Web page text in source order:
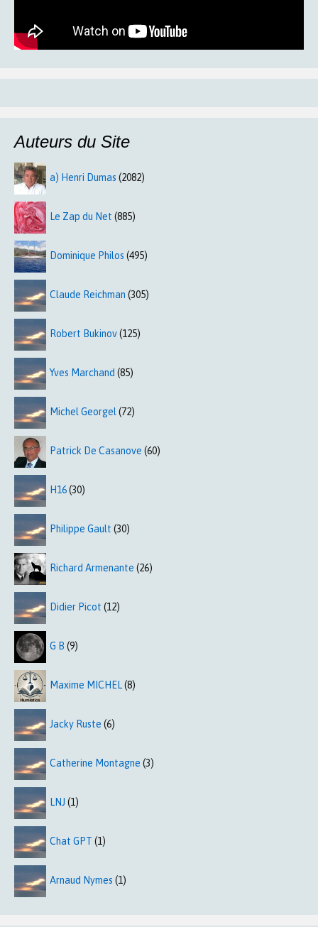
Auteurs du Site
a) Henri Dumas (2082)
Le Zap du Net (885)
Dominique Philos (495)
Claude Reichman (305)
Robert Bukinov(125)
Yves Marchand (85)
Michel Georgel (72)
Patrick De Casanove (60)
H16(30)
Philippe Gault (30)
Richard Armenante (26)
Didier Picot (12)
G B (9)
Maxime MICHEL(8)
Jacky Ruste (6)
Catherine Montagne (3)
LNJ (1)
Chat GPT (1)
Arnaud Nymes (1)